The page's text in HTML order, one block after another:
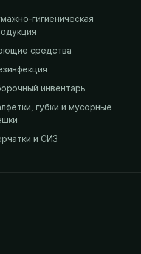
гигиеническая
средства
инвентарь
губки и мусорные
и СИЗ